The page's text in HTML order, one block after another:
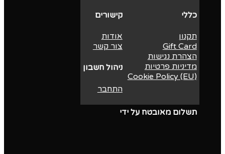
תשלום מאובטח על ידי
קישורים
אודות
צור קשר
ניהול חשבון
התחבר
כללי
תקנון
Gift Card
הצהרת נגישות
מדיניות פרטיות
Cookie Policy (EU)